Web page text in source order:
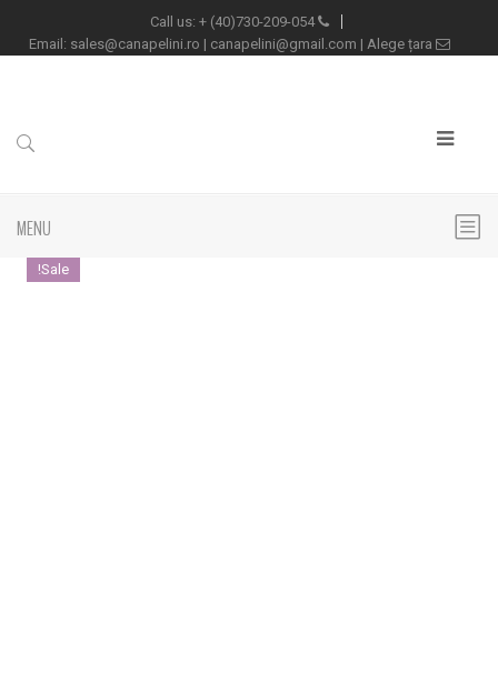
Call us:
+ (40)730-209-054
sales@canapelini.ro | canapelini@gmail.com | Alege țara
MENU
Sale!